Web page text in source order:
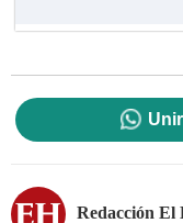
Redacción El